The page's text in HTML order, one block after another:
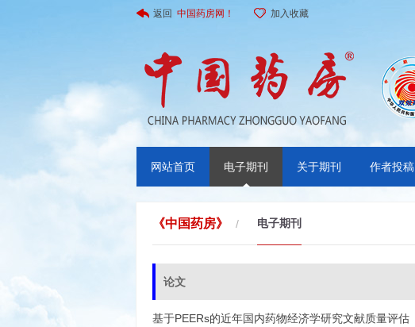
返回 中国药房网！ 加入收藏
网站首页 电子期刊 关于期刊 作者投稿
《中国药房》 / 电子期刊
论文
基于PEERs的近年国内药物经济学研究文献质量评估